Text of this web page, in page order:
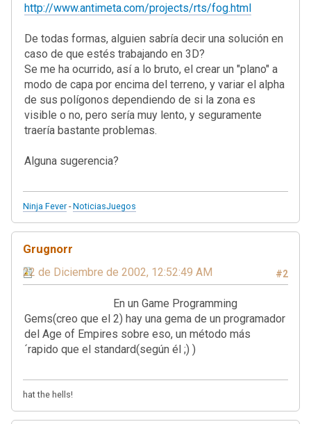
http://www.antimeta.com/projects/rts/fog.html
De todas formas, alguien sabría decir una solución en
caso de que estés trabajando en 3D?
Se me ha ocurrido, así a lo bruto, el crear un "plano" a
modo de capa por encima del terreno, y variar el alpha
de sus polígonos dependiendo de si la zona es
visible o no, pero sería muy lento, y seguramente
traería bastante problemas.
Alguna sugerencia?
Ninja Fever -NoticiasJuegos
Grugnorr
#2
22 de Diciembre de 2002, 12:52:49 AM
En un Game Programming
Gems(creo que el 2) hay una gema de un programador
del Age of Empires sobre eso, un método más
´rapido que el standard(según él ;) )
hat the hells!